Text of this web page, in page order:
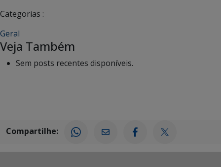
Categorias :
Geral
Veja Também
Sem posts recentes disponíveis.
Compartilhe: